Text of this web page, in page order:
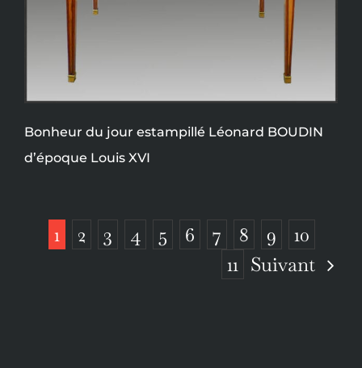
Bonheur du jour estampillé Léonard BOUDIN
d’époque Louis XVI
1 2 3 4 5 6 7 8 9
10
11 Suivant